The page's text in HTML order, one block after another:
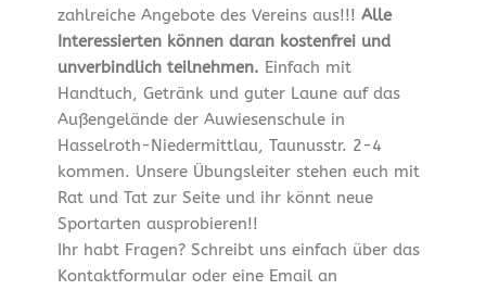
zahlreiche Angebote des Vereins aus!!! Alle
Interessierten können daran kostenfrei und
unverbindlich teilnehmen. Einfach mit
Handtuch, Getränk und guter Laune auf das
Außengelände der Auwiesenschule in
Hasselroth-Niedermittlau, Taunusstr. 2-4
kommen. Unsere Übungsleiter stehen euch mit
Rat und Tat zur Seite und ihr könnt neue
Sportarten ausprobieren!!
Ihr habt Fragen? Schreibt uns einfach über das
Kontaktformular oder eine Email an